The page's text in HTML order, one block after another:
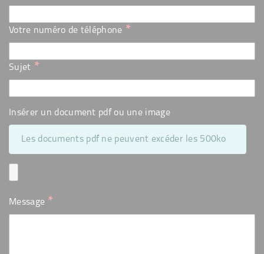
Votre numéro de téléphone *
Sujet *
Insérer un document pdf ou une image
Les documents pdf ne peuvent excéder les 500ko
Message *